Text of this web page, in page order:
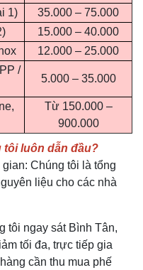
1)
35.000 – 75.000
15.000 – 40.000
12.000 – 25.000
/
5.000 – 35.000
Từ 150.000 –
900.000
tôi luôn dẫn đầu?
Chúng tôi là tổng
liệu cho các nhà
tôi ngay sát Bình Tân,
tối đa, trực tiếp gia
cần thu mua phế